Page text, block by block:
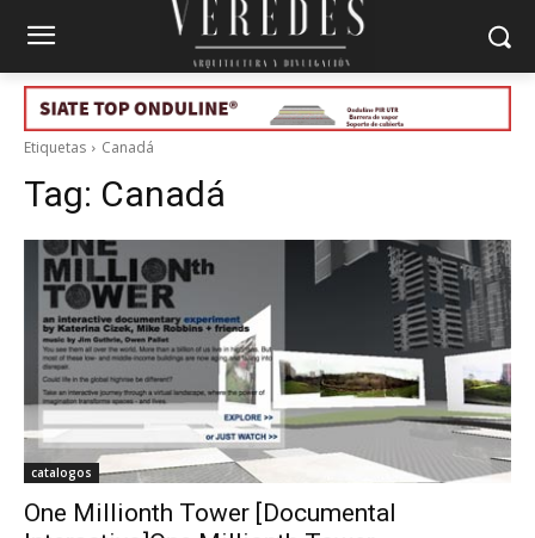
Etiquetas Canadá
Tag: Canadá
catalogos
One Millionth Tower [Documental